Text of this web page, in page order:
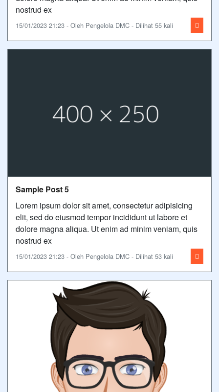
nostrud ex
15/01/2023 21:23 - Oleh Pengelola DMC - Dilihat 55 kali
Sample Post 5
Lorem ipsum dolor sit amet, consectetur adipisicing
elit, sed do eiusmod tempor incididunt ut labore et
dolore magna aliqua. Ut enim ad minim veniam, quis
nostrud ex
15/01/2023 21:23 - Oleh Pengelola DMC - Dilihat 53 kali